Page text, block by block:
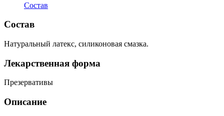
Состав
Состав
Натуральный латекс, силиконовая смазка.
Лекарственная форма
Презервативы
Описание